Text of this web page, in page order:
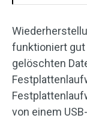
funktioniert gut
gelöschten
von einem